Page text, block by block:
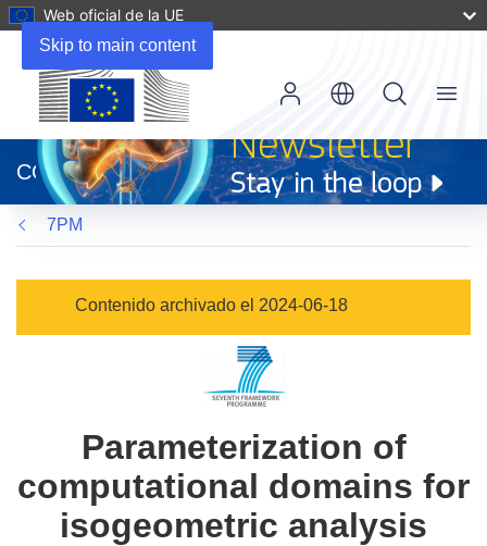
Skip to main content
Web oficial de la UE
abrirá
en
una
nueva
ventana)
CORDIS
Menu
7PM
Contenido archivado el 2024-06-18
Parameterization of
computational domains for
isogeometric analysis